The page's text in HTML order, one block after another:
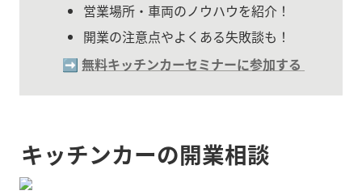
営業場所・車両のノウハウを紹介！
開業の注意点やよくある失敗談も！
➡️ 無料キッチンカーセミナーに参加する
キッチンカーの開業相談